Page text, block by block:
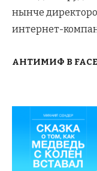
нынче
интернет-
АНТИМИФ В